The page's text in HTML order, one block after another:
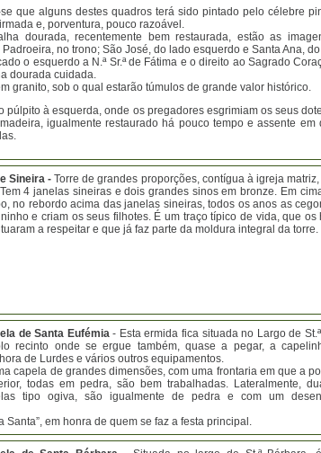
que alguns destes quadros terá sido pintado pelo célebre
e, porventura, pouco razoável.
dourada, recentemente bem restaurada, estão as
no trono; São José, do lado esquerdo e Santa Ana,
o esquerdo a N.ª Sr.ª de Fátima e o direito ao Sagrado
dourada cuidada.
granito, sob o qual estarão túmulos de grande valor histórico.
púlpito à esquerda, onde os pregadores esgrimiam os seus
igualmente restaurado há pouco tempo e assente em
Sineira - Torre de grandes proporções, contígua à igreja
4 janelas sineiras e dois grandes sinos em bronze. Em
no rebordo acima das janelas sineiras, todos os anos as
e criam os seus filhotes. É um traço típico de vida, que os
a respeitar e que já faz parte da moldura integral da torre.
de Santa Eufémia- Esta ermida fica situada no Largo de
recinto onde se ergue também, quase a pegar, a
de Lurdes e vários outros equipamentos.
capela de grandes dimensões, com uma frontaria em que a
todas em pedra, são bem trabalhadas. Lateralmente,
tipo ogiva, são igualmente de pedra e com um
Santa”, em honra de quem se faz a festa principal.